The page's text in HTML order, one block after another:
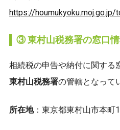
https://
③ 東村山税務署の窓口
相続税の申告や納付に関する
東村山税務署の管轄となって
所在地：東京都東村山市本町